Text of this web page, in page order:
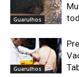
Guarulhos
Guarulhos